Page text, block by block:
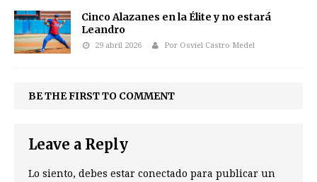
Cinco Alazanes en la Élite y no estará
Leandro
29 abril 2026 Por Osviel Castro Medel
BE THE FIRST TO COMMENT
Leave a Reply
Lo siento, debes estar conectado para publicar un